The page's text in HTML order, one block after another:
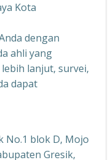
Kota
dengan
ahli yang
lanjut, survei,
dapat
No.1 blok D, Mojo
Gresik,